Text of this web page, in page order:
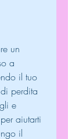
un
a
il tuo
perdita
e
aiutarti
il